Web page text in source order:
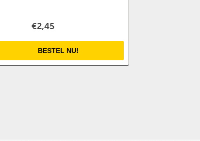
€2,45